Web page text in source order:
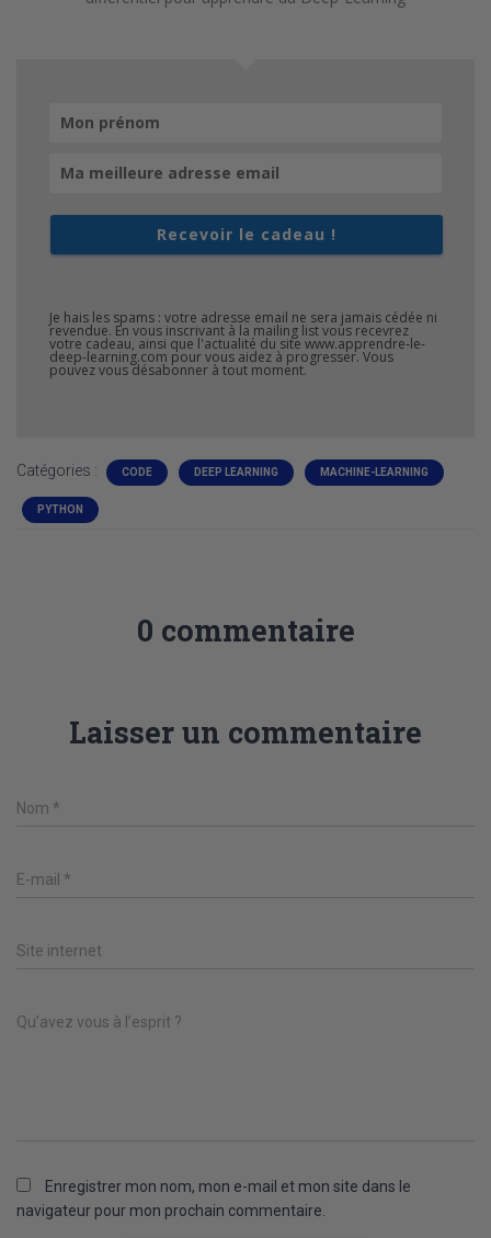
Recevoir le cadeau !
Je hais les spams : votre adresse email ne sera jamais cédée ni
revendue. En vous inscrivant à la mailing list vous recevrez
votre cadeau, ainsi que l'actualité du site www.apprendre-le-
deep-learning.com pour vous aidez à progresser. Vous
pouvez vous désabonner à tout moment.
Catégories : CODE DEEP LEARNING MACHINE-LEARNING
PYTHON
0 commentaire
Laisser un commentaire
Nom *
E-mail *
Site internet
Qu’avez vous à l’esprit ?
Enregistrer mon nom, mon e-mail et mon site dans le
navigateur pour mon prochain commentaire.